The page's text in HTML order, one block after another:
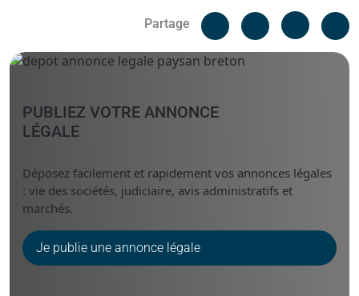
Partage
Facebook
Linked
PUBLIEZ VOTRE ANNONCE
LÉGALE
Déposez facilement et rapidement vos annonces légales
: vie des sociétés, judiciaire, avis administratifs et
marchés.
Je publie une annonce légale